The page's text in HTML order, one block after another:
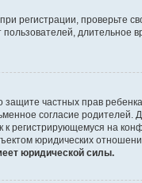
регистрации, проверьте
защите частных прав
согласие
к регистрирующемуся на
юридических
юридической силы.